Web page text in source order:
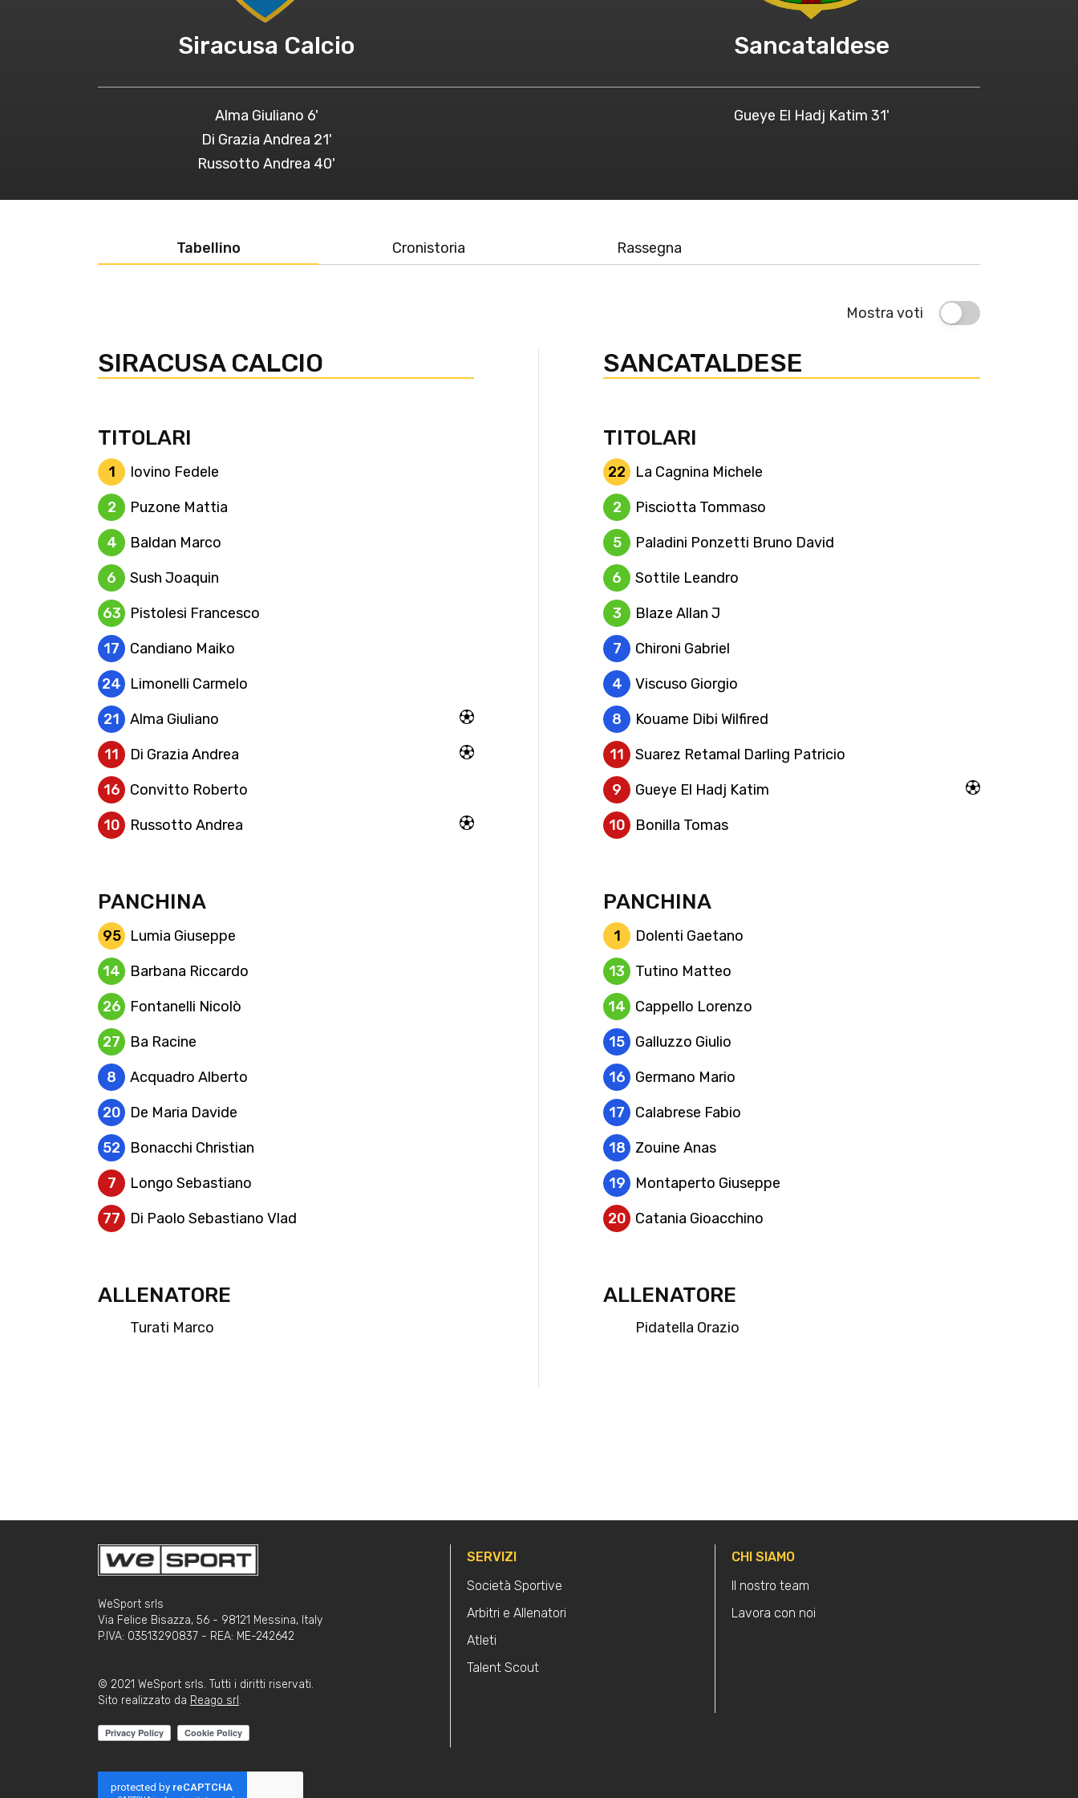
Siracusa Calcio Sancataldese
Alma Giuliano 6'
Di Grazia Andrea 21'
Russotto Andrea 40'
Gueye El Hadj Katim 31'
Tabellino Cronistoria Rassegna
Mostra voti
SIRACUSA CALCIO
TITOLARI
1
Iovino Fedele
2
Puzone Mattia
4
Baldan Marco
6
Sush Joaquin
63
Pistolesi Francesco
17
Candiano Maiko
24
Limonelli Carmelo
21
Alma Giuliano
11
Di Grazia Andrea
16
Convitto Roberto
10
Russotto Andrea
PANCHINA
95
Lumia Giuseppe
14
Barbana Riccardo
26
Fontanelli Nicolò
27
Ba Racine
8
Acquadro Alberto
20
De Maria Davide
52
Bonacchi Christian
7
Longo Sebastiano
77
Di Paolo Sebastiano Vlad
ALLENATORE
Turati Marco
SANCATALDESE
TITOLARI
22
La Cagnina Michele
2
Pisciotta Tommaso
5
Paladini Ponzetti Bruno David
6
Sottile Leandro
3
Blaze Allan J
7
Chironi Gabriel
4
Viscuso Giorgio
8
Kouame Dibi Wilfired
11
Suarez Retamal Darling Patricio
9
Gueye El Hadj Katim
10
Bonilla Tomas
PANCHINA
1
Dolenti Gaetano
13
Tutino Matteo
14
Cappello Lorenzo
15
Galluzzo Giulio
16
Germano Mario
17
Calabrese Fabio
18
Zouine Anas
19
Montaperto Giuseppe
20 Catania Gioacchino
ALLENATORE
Pidatella Orazio
WeSport srls
Via Felice Bisazza, 56 - 98121 Messina, Italy
P.IVA: 03513290837 - REA: ME-242642
© 2021 WeSport srls. Tutti i diritti riservati.
Sito realizzato da Reago srl .
SERVIZI
Società Sportive
Arbitri e Allenatori
Atleti
Talent Scout
CHI SIAMO
Il nostro team
Lavora con noi